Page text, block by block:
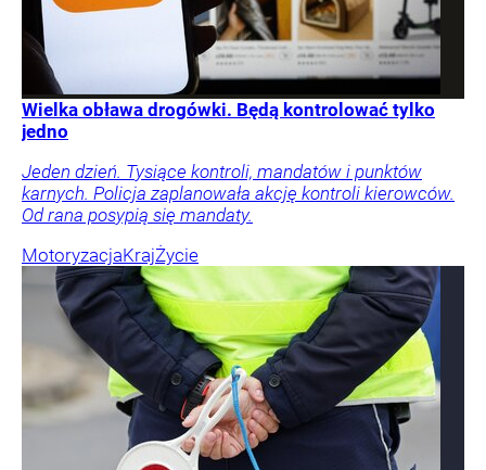
Wielka obława drogówki. Będą kontrolować tylko
jedno
Jeden dzień. Tysiące kontroli, mandatów i punktów
karnych. Policja zaplanowała akcję kontroli kierowców.
Od rana posypią się mandaty.
MotoryzacjaKrajŻycie